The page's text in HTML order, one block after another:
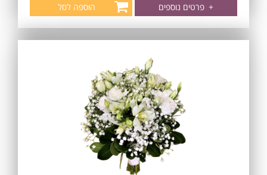
+ פרטים נוספים הוספה לסל